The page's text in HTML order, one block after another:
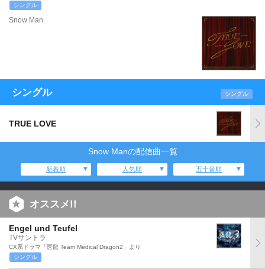
シングル
Snow Man
シングル シングル
TRUE LOVE
Snow Manの配信曲一覧
新着順 人気順 五十音順
オススメ!!
Engel und Teufel
TVサントラ
CX系ドラマ「医龍 Team Medical Dragon2」より
シングル